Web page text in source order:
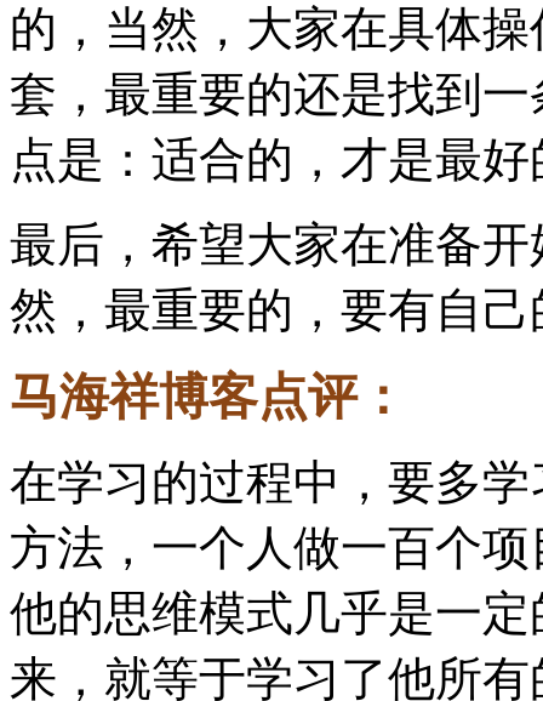
的，当然，大家在具体
套，最重要的还是找到
点是：适合的，才是最好
最后，希望大家在准备
然，最重要的，要有自
马海祥博客点评：
在学习的过程中，要多
方法，一个人做一百个
他的思维模式几乎是一
来，就等于学习了他所